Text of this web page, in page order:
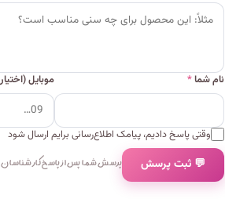
نام شما* موبایل
وقتی پاسخ دادیم، پیامک اطلاع‌رسانی برایم ارسال شود
💬 ثبت پرسش پرسش شما پس از پاسخ کارشناسان